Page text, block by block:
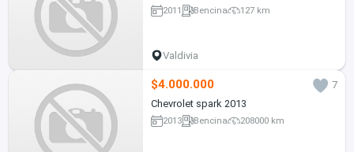
2011 Bencina 127 km
Valdivia
$4.000.000
7
Chevrolet spark 2013
2013 Bencina 208000 km